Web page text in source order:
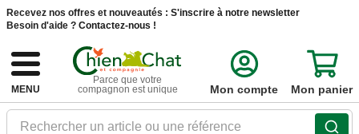
Recevez nos offres et nouveautés : S'inscrire à notre newsletter
Besoin d'aide ? Contactez-nous !
MENU
Parce que votre
compagnon est unique
Rechercher un article ou une référence
Mon compte Mon panier